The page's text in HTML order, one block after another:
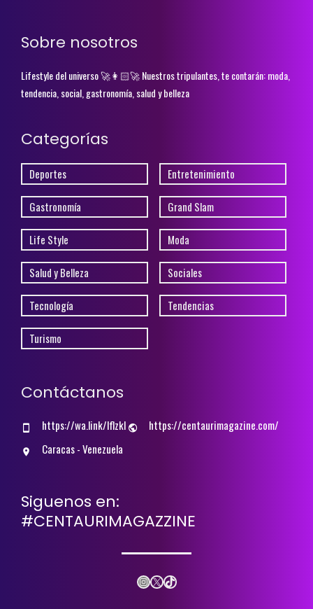
Sobre nosotros
Lifestyle del universo 🚀👩🏻‍🚀 Nuestros tripulantes, te contarán: moda,
tendencia, social, gastronomía, salud y belleza
Categorías
Deportes Entretenimiento
Gastronomía Grand Slam
Life Style Moda
Salud y Belleza Sociales
Tecnología Tendencias
Turismo
Contáctanos
https://wa.link/lflzkl
https://centaurimagazine.com/
Caracas - Venezuela
Siguenos en:
#CENTAURIMAGAZZINE